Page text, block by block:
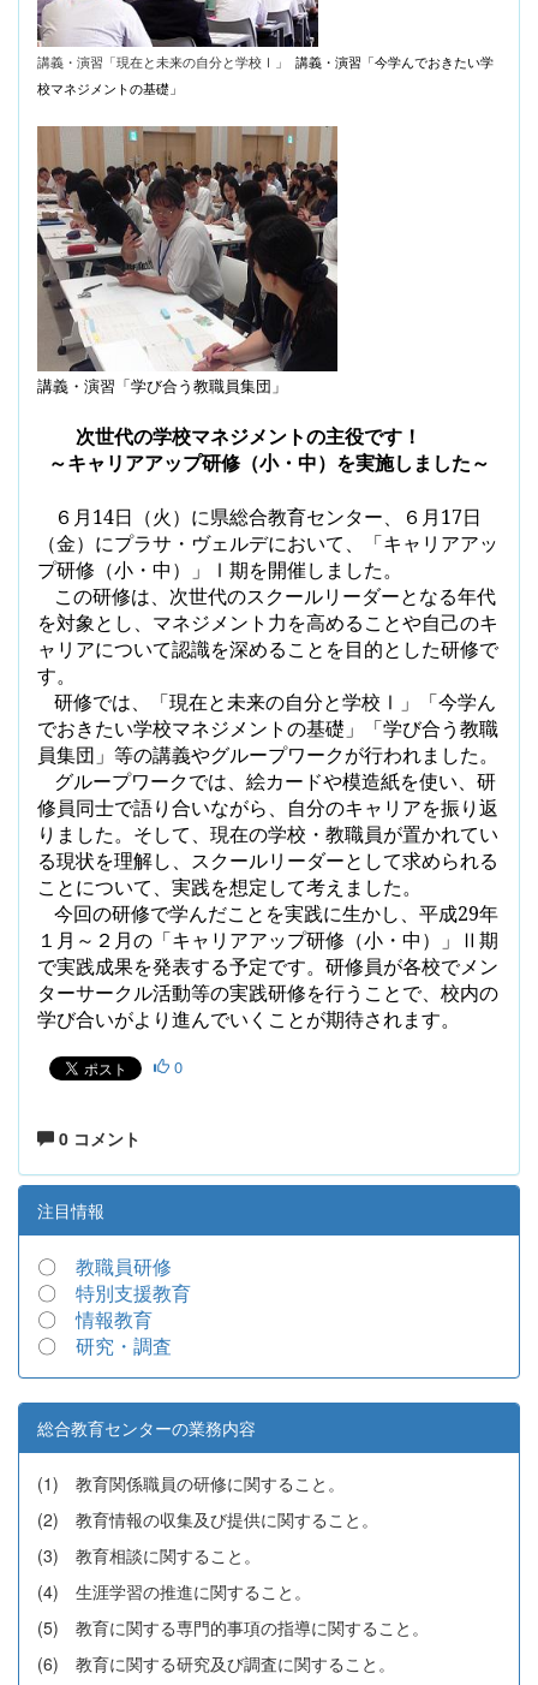
講義・演習「現在と未来の自分と学校Ⅰ」 講義・演習「今学んでおきたい学
校マネジメントの基礎」
講義・演習「学び合う教職員集団」
次世代の学校マネジメントの主役です！
～キャリアアップ研修（小・中）を実施しました～
６月14日（火）に県総合教育センター、６月17日
（金）にプラサ・ヴェルデにおいて、
「キャリアアッ
プ研修（小・中）」Ⅰ期を開催しました。
この研修は、次世代のスクールリーダーとなる年代
を対象とし、マネジメント力を高めることや自己のキ
ャリアについて認識を深めることを目的とした研修で
す。
研修では、「現在と未来の自分と学校Ⅰ」「今学ん
でおきたい学校マネジメントの基礎」「学び合う教職
員集団」等の講義やグループワークが行われました。
グループワークでは、絵カードや模造紙を使い、研
修員同士で語り合いながら、自分のキャリアを振り返
りました。そして、現在の学校・教職員が置かれてい
る現状を理解し、スクールリーダーとして求められる
ことについて、実践を想定して考えました。
今回の研修で学んだことを実践に生かし、平成29年
１月～２月の「キャリアアップ研修（小・中）」Ⅱ期
で実践成果を発表する予定です。研修員が各校でメン
ターサークル活動等の実践研修を行うことで、校内の
学び合いがより進んでいくことが期待されます。
0
0 コメント
注目情報
〇 教職員研修
〇 特別支援教育
〇情報教育
〇 研究・調査
総合教育センターの業務内容
(1) 教育関係職員の研修に関すること。
(2) 教育情報の収集及び提供に関すること。
(3) 教育相談に関すること。
(4) 生涯学習の推進に関すること。
(5) 教育に関する専門的事項の指導に関すること。
(6) 教育に関する研究及び調査に関すること。